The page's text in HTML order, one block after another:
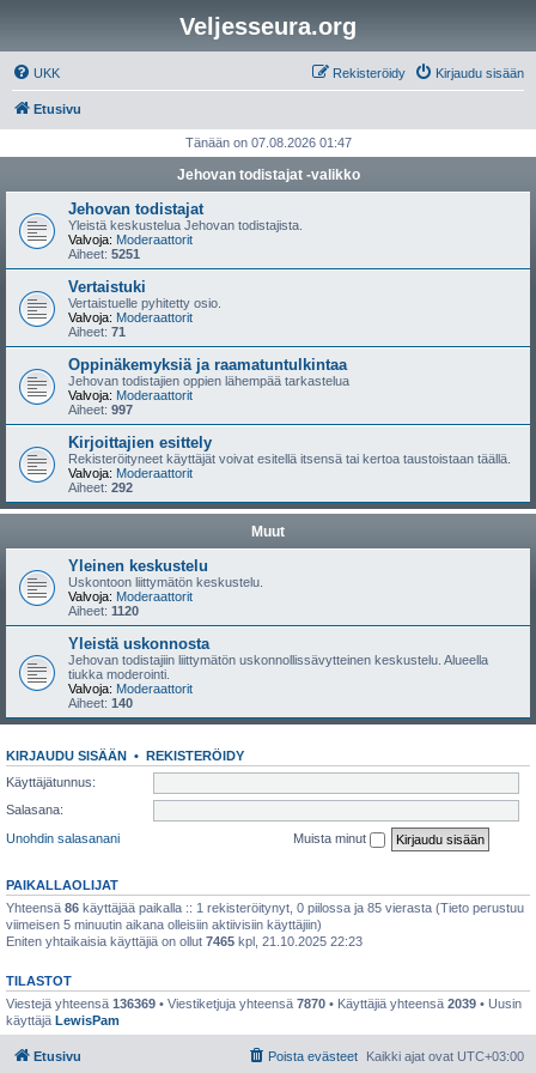
Veljesseura.org
UKK Kirjaudu sisään
Rekisteröidy
Etusivu
Tänään on 07.08.2026 01:47
Jehovan todistajat -valikko
Jehovan todistajat
Yleistä keskustelua Jehovan todistajista.
Valvoja: Moderaattorit
Aiheet: 5251
Vertaistuki
Vertaistuelle pyhitetty osio.
Valvoja: Moderaattorit
Aiheet: 71
Oppinäkemyksiä ja raamatuntulkintaa
Jehovan todistajien oppien lähempää tarkastelua
Valvoja: Moderaattorit
Aiheet: 997
Kirjoittajien esittely
Rekisteröityneet käyttäjät voivat esitellä itsensä tai kertoa taustoistaan täällä.
Valvoja: Moderaattorit
Aiheet: 292
Muut
Yleinen keskustelu
Uskontoon liittymätön keskustelu.
Valvoja: Moderaattorit
Aiheet: 1120
Yleistä uskonnosta
Jehovan todistajiin liittymätön uskonnollissävytteinen keskustelu. Alueella
tiukka moderointi.
Valvoja: Moderaattorit
Aiheet: 140
KIRJAUDU SISÄÄN • REKISTERÖIDY
Käyttäjätunnus:
Salasana:
Unohdin salasanani
Muista minut
PAIKALLAOLIJAT
Yhteensä 86 käyttäjää paikalla :: 1 rekisteröitynyt, 0 piilossa ja 85 vierasta (Tieto perustuu
viimeisen 5 minuutin aikana olleisiin aktiivisiin käyttäjiin)
Eniten yhtaikaisia käyttäjiä on ollut 7465 kpl, 21.10.2025 22:23
TILASTOT
Viestejä yhteensä 136369 • Viestiketjuja yhteensä 7870 • Käyttäjiä yhteensä 2039 • Uusin
käyttäjä LewisPam
Etusivu Kaikki ajat ovat UTC+03:00
Poista evästeet